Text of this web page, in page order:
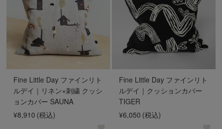
Fine Little Day ファインリト
ルデイ｜リネン×刺繍 クッシ
ョンカバー SAUNA
¥8,910 (税込)
Fine Little Day ファインリト
ルデイ｜クッションカバー
TIGER
¥6,050 (税込)